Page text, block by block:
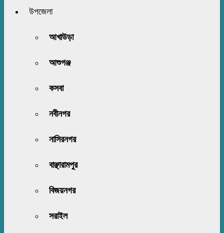
উপজেলা
আখাউড়া
আশুগঞ্জ
কসবা
নবীনগর
নাসিরনগর
বাঞ্ছারামপুর
বিজয়নগর
সরাইল